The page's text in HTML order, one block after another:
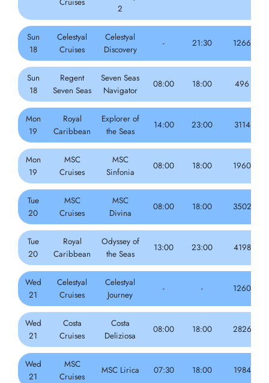
2
Sun
18
Celestyal
Cruises
Celestyal
Discovery
- 21:30 1266
Sun
18
Regent
Seven Seas
Seven Seas
Navigator
08:00 18:00 496
Mon
19
Royal
Caribbean
Explorer of
the Seas
14:00 23:00 3114
Mon
19
MSC
Cruises
MSC
Sinfonia
08:00 18:00 1960
Tue
20
MSC
Cruises
MSC
Divina
08:00 18:00 3502
Tue
20
Royal
Caribbean
Odyssey of
the Seas
13:00 23:00 4198
Wed
21
Celestyal
Cruises
Celestyal
Journey
- - 1260
Wed
21
Costa
Cruises
Costa
Deliziosa
08:00 18:00 2826
Wed
21
MSC
Cruises
MSC Lirica 07:30 18:00 1984